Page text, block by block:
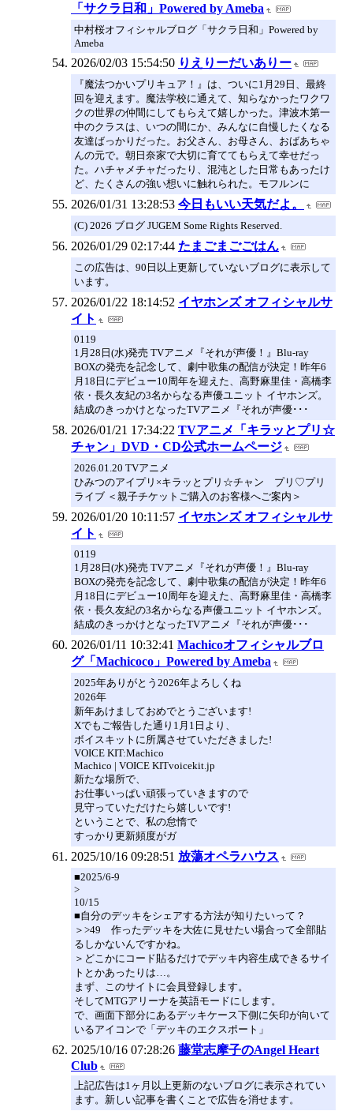
「サクラ日和」Powered by Ameba
中村桜オフィシャルブログ「サクラ日和」Powered by
Ameba
2026/02/03 15:54:50 りえりーだいありー
『魔法つかいプリキュア！』は、ついに1月29日、最終
回を迎えます。魔法学校に通えて、知らなかったワクワ
クの世界の仲間にしてもらえて嬉しかった。津波木第一
中のクラスは、いつの間にか、みんなに自慢したくなる
友達ばっかりだった。お父さん、お母さん、おばあちゃ
んの元で。朝日奈家で大切に育ててもらえて幸せだっ
た。ハチャメチャだったり、混沌とした日常もあったけ
ど、たくさんの強い想いに触れられた。モフルンに
2026/01/31 13:28:53 今日もいい天気だよ。
(C) 2026 ブログ JUGEM Some Rights Reserved.
2026/01/29 02:17:44 たまごまごごはん
この広告は、90日以上更新していないブログに表示して
います。
2026/01/22 18:14:52 イヤホンズ オフィシャルサ
イト
0119
1月28日(水)発売 TVアニメ『それが声優！』Blu-ray
BOXの発売を記念して、劇中歌集の配信が決定！昨年6
月18日にデビュー10周年を迎えた、高野麻里佳・高橋李
依・長久友紀の3名からなる声優ユニット イヤホンズ。
結成のきっかけとなったTVアニメ『それが声優･･･
2026/01/21 17:34:22 TVアニメ「キラッとプリ☆
チャン」DVD・CD公式ホームページ
2026.01.20 TVアニメ
ひみつのアイプリ×キラッとプリ☆チャン プリ♡プリ
ライブ ＜親子チケットご購入のお客様へご案内＞
2026/01/20 10:11:57 イヤホンズ オフィシャルサ
イト
0119
1月28日(水)発売 TVアニメ『それが声優！』Blu-ray
BOXの発売を記念して、劇中歌集の配信が決定！昨年6
月18日にデビュー10周年を迎えた、高野麻里佳・高橋李
依・長久友紀の3名からなる声優ユニット イヤホンズ。
結成のきっかけとなったTVアニメ『それが声優･･･
2026/01/11 10:32:41 Machicoオフィシャルブロ
グ「Machicoco」Powered by Ameba
2025年ありがとう2026年よろしくね
2026年
新年あけましておめでとうございます!
Xでもご報告した通り1月1日より、
ボイスキットに所属させていただきました!
VOICE KIT:Machico
Machico | VOICE KITvoicekit.jp
新たな場所で、
お仕事いっぱい頑張っていきますので
見守っていただけたら嬉しいです!
ということで、私の怠惰で
すっかり更新頻度がガ
2025/10/16 09:28:51 放蕩オペラハウス
■2025/6-9
>
10/15
■自分のデッキをシェアする方法が知りたいって？
＞>49 作ったデッキを大佐に見せたい場合って全部貼
るしかないんですかね。
＞どこかにコード貼るだけでデッキ内容生成できるサイ
トとかあったりは…。
まず、このサイトに会員登録します。
そしてMTGアリーナを英語モードにします。
で、画面下部分にあるデッキケース下側に矢印が向いて
いるアイコンで「デッキのエクスポート」
2025/10/16 07:28:26 藤堂志摩子のAngel Heart
Club
上記広告は1ヶ月以上更新のないブログに表示されてい
ます。新しい記事を書くことで広告を消せます。